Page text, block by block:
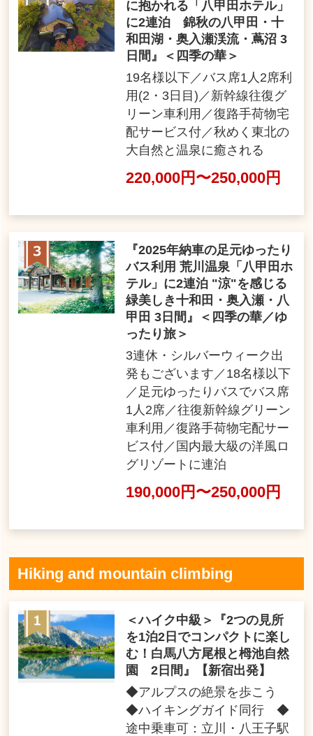
に抱かれる「八甲田ホテル」
に2連泊 錦秋の八甲田・十
和田湖・奥入瀬渓流・蔦沼 3
日間』＜四季の華＞
19名様以下／バス席1人2席利
用(2・3日目)／新幹線往復グ
リーン車利用／復路手荷物宅
配サービス付／秋めく東北の
大自然と温泉に癒される
220,000円〜250,000円
『2025年納車の足元ゆったり
バス利用 荒川温泉「八甲田ホ
テル」に2連泊 "涼"を感じる
緑美しき十和田・奥入瀬・八
甲田 3日間』＜四季の華／ゆ
ったり旅＞
3連休・シルバーウィーク出
発もございます／18名様以下
／足元ゆったりバスでバス席
1人2席／往復新幹線グリーン
車利用／復路手荷物宅配サー
ビス付／国内最大級の洋風ロ
グリゾートに連泊
190,000円〜250,000円
Hiking and mountain climbing
＜ハイク中級＞『2つの見所
を1泊2日でコンパクトに楽し
む！白馬八方尾根と栂池自然
園 2日間』【新宿出発】
◆アルプスの絶景を歩こう
◆ハイキングガイド同行 ◆
途中乗車可：立川・八王子駅